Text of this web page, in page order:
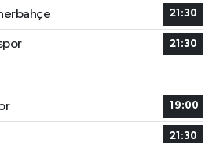
21:30
21:30
19:00
21:30